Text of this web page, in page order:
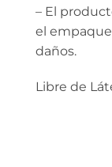
– El
el
daños.
Libre de